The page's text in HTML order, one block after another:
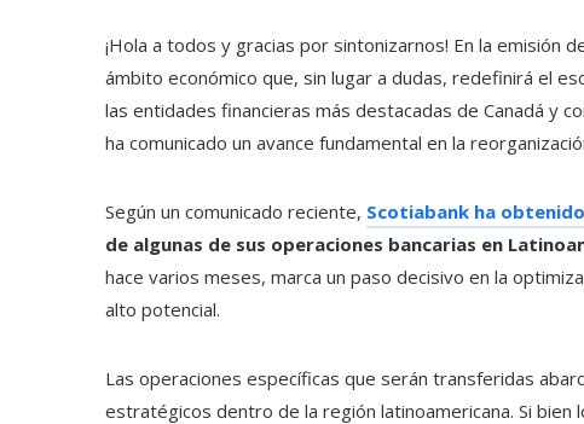
¡Hola a todos y gracias por sintonizarnos! En la emisión
ámbito económico que, sin lugar a dudas, redefinirá el
las entidades financieras más destacadas de Canadá y
ha comunicado un avance fundamental en la
Según un comunicado reciente, Scotiabank ha
de algunas de sus operaciones bancarias en
hace varios meses, marca un paso decisivo en la
alto potencial.
Las operaciones específicas que serán transferidas
estratégicos dentro de la región latinoamericana. Si